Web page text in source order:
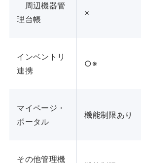
周辺機器管
理台帳
×
インベントリ
連携
○※
マイページ・
ポータル
機能制限あり
その他管理機